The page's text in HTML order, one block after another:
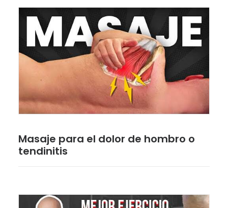
Masaje para el dolor de hombro o
tendinitis